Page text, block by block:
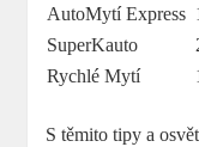
AutoMytí Express
SuperKauto
Rychlé Mytí
S těmito tipy a